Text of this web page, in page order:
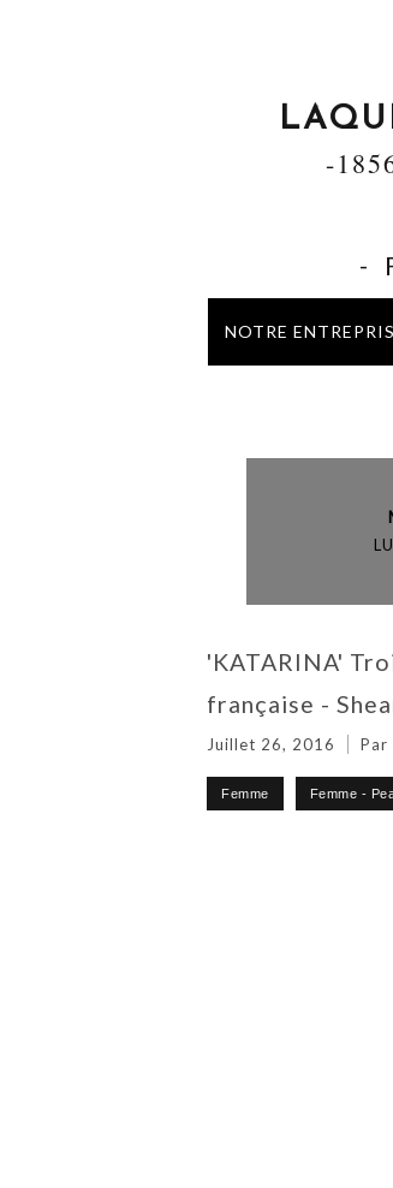
-
-
NOTRE
'KATARINA'
française -
Juillet 26, 2016 Par